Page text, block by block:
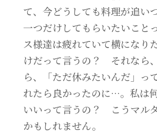
て、今どうしても料理が追い
一つだけしてもらいたいこと
ス様達は疲れていて横になり
けだって言うの？ それなら
ら、「ただ休みたいんだ」っ
れたら良かったのに…。私は
いいって言うの？ こうマル
かもしれません。